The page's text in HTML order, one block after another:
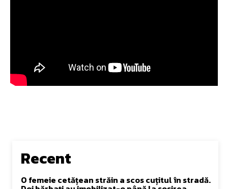
Recent
O femeie cetățean străin a scos cuțitul în stradă.